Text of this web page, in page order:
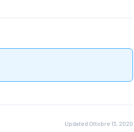
Updated Ottobre 13, 2020